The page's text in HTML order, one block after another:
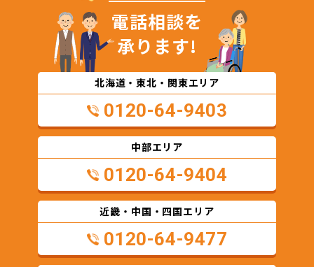
電話相談を
承ります!
北海道・東北・関東エリア
0120-64-9403
中部エリア
0120-64-9404
近畿・中国・四国エリア
0120-64-9477